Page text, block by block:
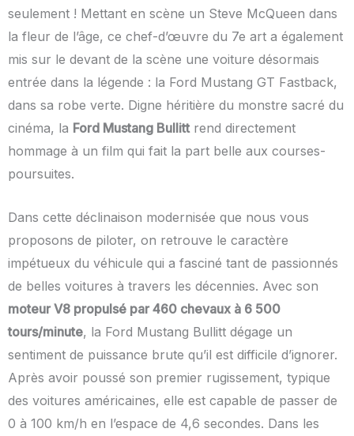
seulement ! Mettant en scène un Steve McQueen dans
la fleur de l’âge, ce chef-d’œuvre du 7e art a également
mis sur le devant de la scène une voiture désormais
entrée dans la légende : la Ford Mustang GT Fastback,
dans sa robe verte. Digne héritière du monstre sacré du
cinéma, la Ford Mustang Bullittrend directement
hommage à un film qui fait la part belle aux courses-
poursuites.
Dans cette déclinaison modernisée que nous vous
proposons de piloter, on retrouve le caractère
impétueux du véhicule qui a fasciné tant de passionnés
de belles voitures à travers les décennies. Avec son
moteur V8 propulsé par 460 chevaux à 6 500
tours/minute, la Ford Mustang Bullitt dégage un
sentiment de puissance brute qu’il est difficile d’ignorer.
Après avoir poussé son premier rugissement, typique
des voitures américaines, elle est capable de passer de
0 à 100 km/h en l’espace de 4,6 secondes. Dans les